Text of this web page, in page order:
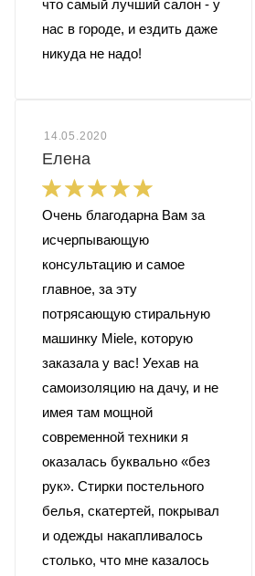
что самый лучший салон - у
нас в городе, и ездить даже
никуда не надо!
14.05.2020
Елена
Очень благодарна Вам за
исчерпывающую
консультацию и самое
главное, за эту
потрясающую стиральную
машинку Miele, которую
заказала у вас! Уехав на
самоизоляцию на дачу, и не
имея там мощной
современной техники я
оказалась буквально «без
рук». Стирки постельного
белья, скатертей, покрывал
и одежды накапливалось
столько, что мне казалось